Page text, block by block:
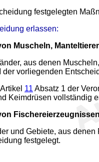
festgelegten
erlassen:
Muscheln,
aus denen
der vorliegenden
11 Absatz 1 der
Keimdrüsen vollständig
Fischereierzeugnissen
und Gebiete, aus
festgelegt.